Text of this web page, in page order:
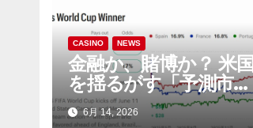
シ
ョ
ン
CASINO NEWS
金融か、賭博か？ 米国
を揺るがす「予測市
場」をめぐる地方政府
と連邦政府の攻防
6月 14, 2026